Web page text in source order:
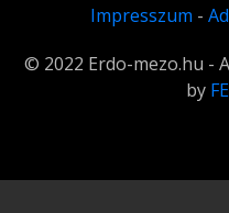
Impresszum -
© 2022 Erdo-mezo.hu -
by